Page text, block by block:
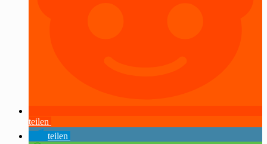
teilen
teilen